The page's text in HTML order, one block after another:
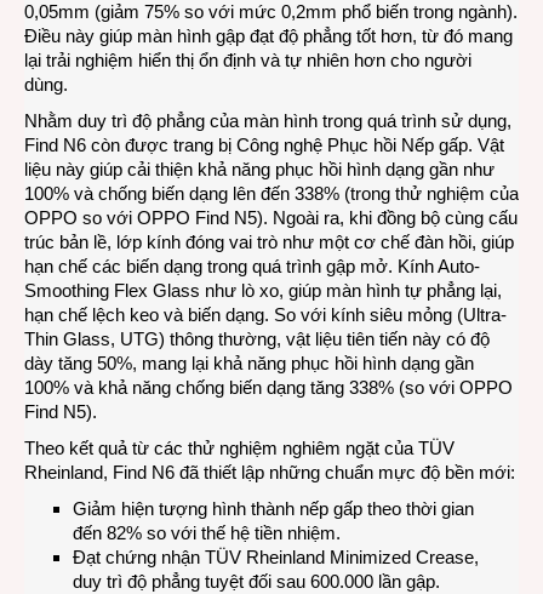
0,05mm (giảm 75% so với mức 0,2mm phổ biến trong ngành).
Điều này giúp màn hình gập đạt độ phẳng tốt hơn, từ đó mang
lại trải nghiệm hiển thị ổn định và tự nhiên hơn cho người
dùng.
Nhằm duy trì độ phẳng của màn hình trong quá trình sử dụng,
Find N6 còn được trang bị Công nghệ Phục hồi Nếp gấp. Vật
liệu này giúp cải thiện khả năng phục hồi hình dạng gần như
100% và chống biến dạng lên đến 338% (trong thử nghiệm của
OPPO so với OPPO Find N5). Ngoài ra, khi đồng bộ cùng cấu
trúc bản lề, lớp kính đóng vai trò như một cơ chế đàn hồi, giúp
hạn chế các biến dạng trong quá trình gập mở. Kính Auto-
Smoothing Flex Glass như lò xo, giúp màn hình tự phẳng lại,
hạn chế lệch keo và biến dạng. So với kính siêu mỏng (Ultra-
Thin Glass, UTG) thông thường, vật liệu tiên tiến này có độ
dày tăng 50%, mang lại khả năng phục hồi hình dạng gần
100% và khả năng chống biến dạng tăng 338% (so với OPPO
Find N5).
Theo kết quả từ các thử nghiệm nghiêm ngặt của TÜV
Rheinland, Find N6 đã thiết lập những chuẩn mực độ bền mới:
Giảm hiện tượng hình thành nếp gấp theo thời gian
đến 82% so với thế hệ tiền nhiệm.
Đạt chứng nhận TÜV Rheinland Minimized Crease,
duy trì độ phẳng tuyệt đối sau 600.000 lần gập.